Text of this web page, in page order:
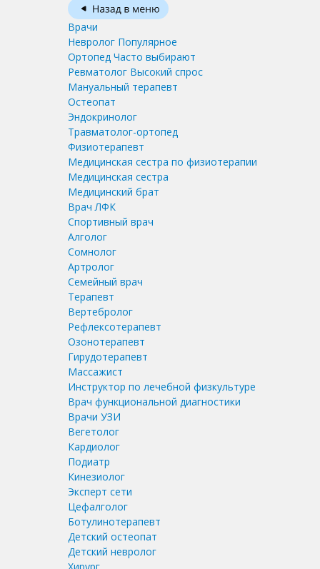
Врачи
Невролог Популярное
Ортопед Часто выбирают
Ревматолог Высокий спрос
Мануальный терапевт
Остеопат
Эндокринолог
Травматолог-ортопед
Физиотерапевт
Медицинская сестра по физиотерапии
Медицинская сестра
Медицинский брат
Врач ЛФК
Спортивный врач
Алголог
Сомнолог
Артролог
Семейный врач
Терапевт
Вертебролог
Рефлексотерапевт
Озонотерапевт
Гирудотерапевт
Массажист
Инструктор по лечебной физкультуре
Врач функциональной диагностики
Врачи УЗИ
Вегетолог
Кардиолог
Подиатр
Кинезиолог
Эксперт сети
Цефалголог
Ботулинотерапевт
Детский остеопат
Детский невролог